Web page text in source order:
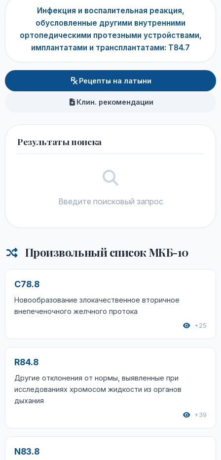
Инфекция и воспалительная реакция,
обусловленные другими внутренними
ортопедическими протезными устройствами,
имплантатами и трансплантатами: T84.7
Рецепты на латыни
Клин. рекомендации
Результаты поиска
Введите поисковый запрос
Произвольный список МКБ-10
C78.8
Новообразование злокачественное вторичное
внепеченочного желчного протока
+25
R84.8
Другие отклонения от нормы, выявленные при
исследованиях хромосом жидкости из органов
дыхания
+39
N83.8